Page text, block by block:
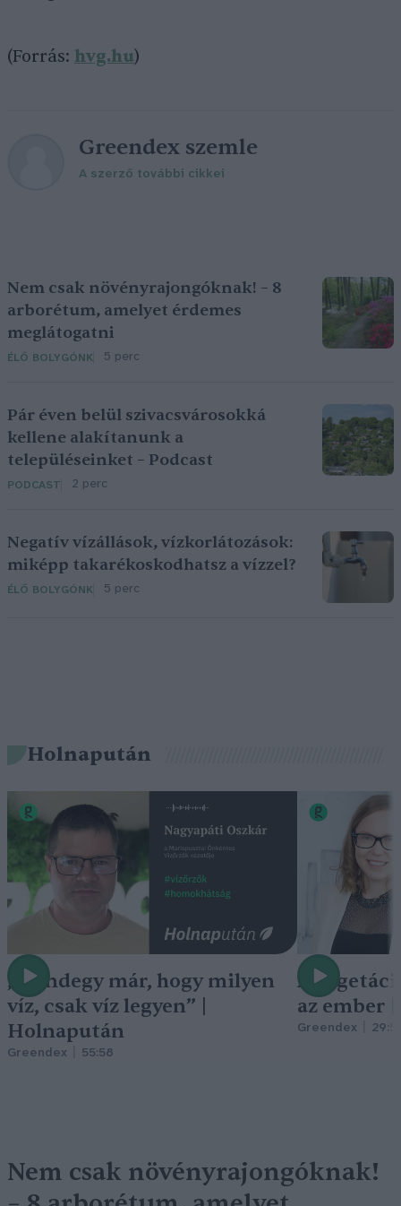
(Forrás: hvg.hu)
Greendex szemle
A szerző további cikkei
Nem csak növényrajongóknak! – 8
arborétum, amelyet érdemes
meglátogatni
ÉLŐ BOLYGÓNK 5 perc
Pár éven belül szivacsvárosokká
kellene alakítanunk a
településeinket – Podcast
PODCAST 2 perc
Negatív vízállások, vízkorlátozások:
miképp takarékoskodhatsz a vízzel?
ÉLŐ BOLYGÓNK 5 perc
Holnapután
„Mindegy már, hogy milyen
víz, csak víz legyen” |
Holnapután
Greendex 55:58
A
az ember
Greendex
Nem csak növényrajongóknak!